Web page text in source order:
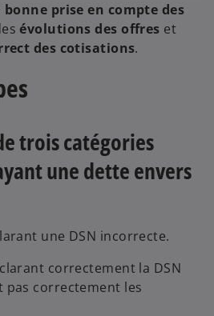
bonne prise en compte des
évolutions des offres et
des cotisations​.
trois catégories
une dette envers
une DSN incorrecte​.
correctement la DSN
pas correctement les